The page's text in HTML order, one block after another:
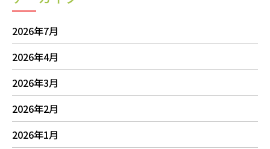
2026年7月
2026年4月
2026年3月
2026年2月
2026年1月